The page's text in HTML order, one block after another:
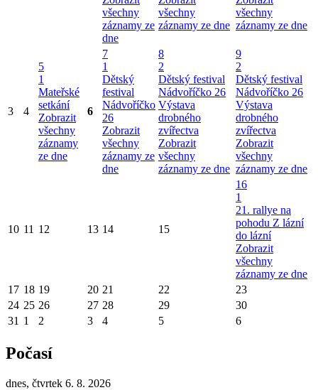
všechny
záznamy ze
dne
všechny
záznamy ze dne
všechny
záznamy ze dne
3 4
5
1
Mateřské
setkání
Zobrazit
všechny
záznamy
ze dne
6
7
1
Dětský
festival
Nádvoříčko
26
Zobrazit
všechny
záznamy ze
dne
8
2
Dětský festival
Nádvoříčko 26
Výstava
drobného
zvířectva
Zobrazit
všechny
záznamy ze dne
9
2
Dětský festival
Nádvoříčko 26
Výstava
drobného
zvířectva
Zobrazit
všechny
záznamy ze dne
10 11 12 13 14 15
16
1
21. rallye na
pohodu Z lázní
do lázní
Zobrazit
všechny
záznamy ze dne
17 18 19 20 21 22
23
24 25 26 27 28 29
30
31 1 2 3 4 5 6
Počasí
dnes, čtvrtek 6. 8. 2026